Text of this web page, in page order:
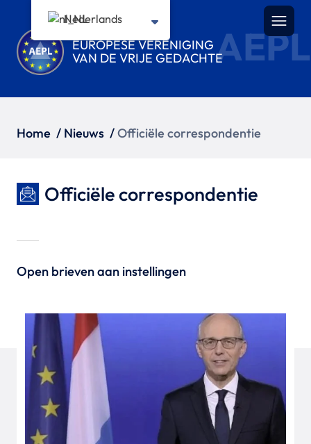
EUROPESE VERENIGING
VAN DE VRIJE GEDACHTEAEPL
Home / Nieuws /Officiële correspondentie
Officiële correspondentie
Open brieven aan instellingen
Nederlands